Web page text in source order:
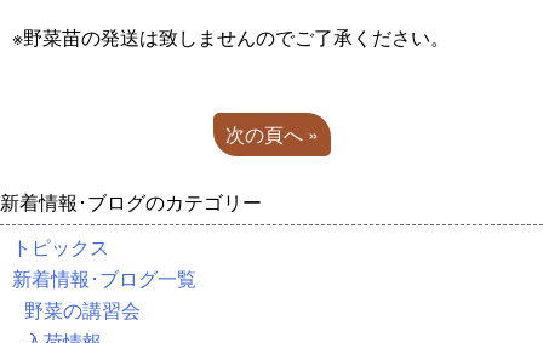
※野菜苗の発送は致しませんのでご了承ください。
次の頁へ »
新着情報･ブログのカテゴリー
トピックス
新着情報･ブログ一覧
野菜の講習会